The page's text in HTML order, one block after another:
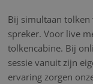
Bij simultaan
spreker. Voor live
tolkencabine. Bij
sessie vanuit zijn
ervaring zorgen